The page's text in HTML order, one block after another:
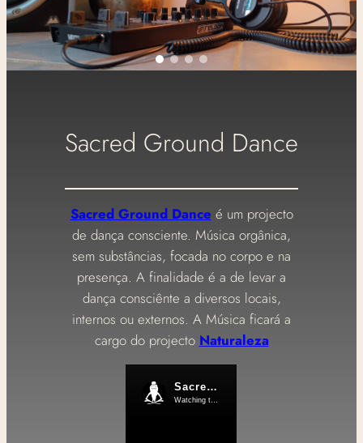
Sacred Ground Dance
Sacred Ground Dance é um projecto
de dança consciente. Música orgânica,
sem substâncias, focada no corpo e na
presença. A finalidade é a de levar a
dança consciênte a diversos locais,
internos ou externos. A Música ficará a
cargo do projecto Naturaleza